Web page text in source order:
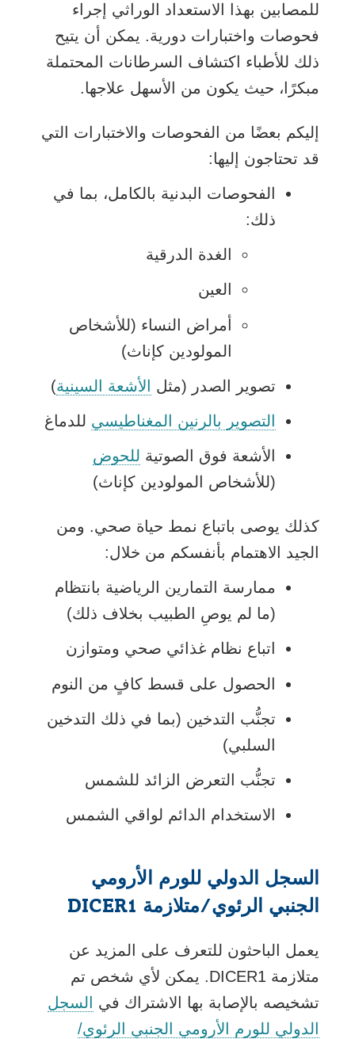
للمصابين بهذا الاستعداد الوراثي إجراء
فحوصات واختبارات دورية. يمكن أن يتيح
ذلك للأطباء اكتشاف السرطانات المحتملة
مبكرًا، حيث يكون من الأسهل علاجها.
إليكم بعضًا من الفحوصات والاختبارات التي
قد تحتاجون إليها:
الفحوصات البدنية بالكامل، بما في
ذلك:
الغدة الدرقية
العين
أمراض النساء (للأشخاص
المولودين كإناث)
تصوير الصدر (مثل الأشعة السينيةيفتح
الرابط
)
التصوير بالرنين المغناطيسييفتح
جديدة
للدماغ
الأشعة فوق الصوتية للحوضيفتح
الرابط
نافذة
(للأشخاص المولودين كإناث)
كذلك يوصى باتباع نمط حياة صحي. ومن
الجيد الاهتمام بأنفسكم من خلال:
ممارسة التمارين الرياضية بانتظام
(ما لم يوصِ الطبيب بخلاف ذلك)
اتباع نظام غذائي صحي ومتوازن
الحصول على قسط كافٍ من النوم
تجنُّب التدخين (بما في ذلك التدخين
السلبي)
تجنُّب التعرض الزائد للشمس
الاستخدام الدائم لواقي الشمس
السجل الدولي للورم الأرومي
الجنبي الرئوي/متلازمة DICER1
يعمل الباحثون للتعرف على المزيد عن
متلازمة DICER1. يمكن لأي شخص تم
تشخيصه بالإصابة بها الاشتراك في
السجل
الدولي للورم الأرومي الجنبي الرئوي/